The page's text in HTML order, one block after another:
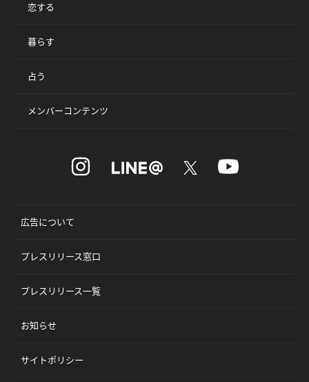
恋する
暮らす
占う
メンバーコンテンツ
広告について
プレスリリース窓口
プレスリリース一覧
お知らせ
サイトポリシー